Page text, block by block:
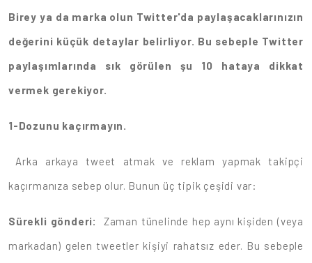
Birey ya da marka olun Twitter'da paylaşacaklarınızın
değerini küçük detaylar belirliyor. Bu sebeple Twitter
paylaşımlarında sık görülen şu 10 hataya dikkat
vermek gerekiyor.
1-Dozunu kaçırmayın.
Arka arkaya tweet atmak ve reklam yapmak takipçi
kaçırmanıza sebep olur. Bunun üç tipik çeşidi var:
Sürekli gönderi:
Zaman tünelinde hep aynı kişiden (veya
markadan) gelen tweetler kişiyi rahatsız eder. Bu sebeple